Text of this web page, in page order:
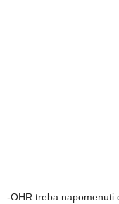
-OHR treba napomenuti